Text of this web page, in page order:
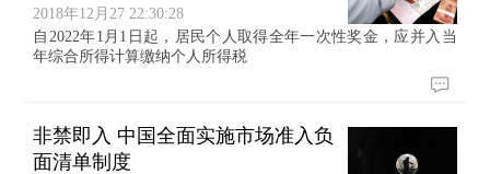
2018年12月27 22:30:28
自2022年1月1日起，居民个人取得全年一次性奖金，应并入当
年综合所得计算缴纳个人所得税
非禁即入 中国全面实施市场准入负
面清单制度